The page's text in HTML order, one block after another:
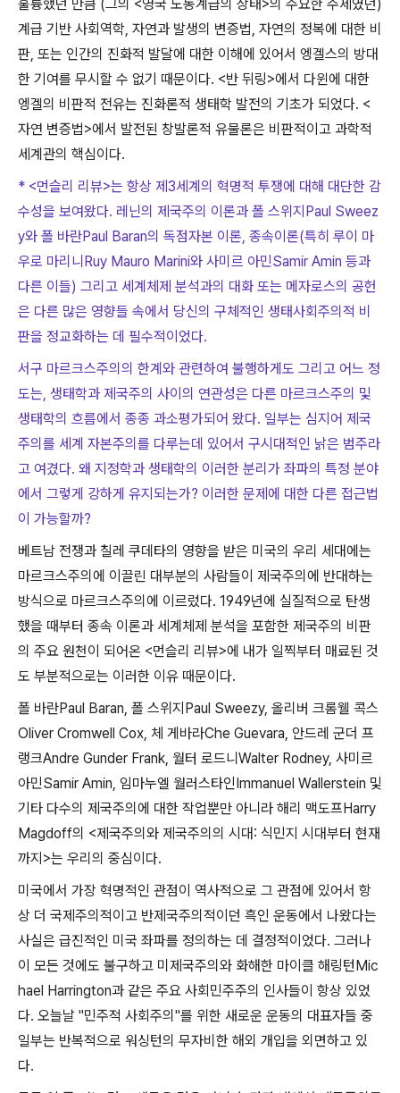
훌륭했던 만큼 (그의 <영국 노동계급의 상태>의 주요한 주제였던 )
계급 기반 사회역학, 자연과 발생의 변증법, 자연의 정복에 대한 비
판, 또는 인간의 진화적 발달에 대한 이해에 있어서 엥겔스의 방대
한 기여를 무시할 수 없기 때문이다. <반 뒤링>에서 다윈에 대한
엥겔의 비판적 전유는 진화론적 생태학 발전의 기초가 되었다. <
자연 변증법>에서 발전된 창발론적 유물론은 비판적이고 과학적
세계관의 핵심이다.
* <먼슬리 리뷰>는 항상 제3세계의 혁명적 투쟁에 대해 대단한 감
수성을 보여왔다. 레닌의 제국주의 이론과 폴 스위지Paul Sweez
y와 폴 바란Paul Baran의 독점자본 이론, 종속이론(특히 루이 마
우로 마리니Ruy Mauro Marini와 사미르 아민Samir Amin 등과
다른 이들) 그리고 세계체제 분석과의 대화 또는 메자로스의 공헌
은 다른 많은 영향들 속에서 당신의 구체적인 생태사회주의적 비
판을 정교화하는 데 필수적이었다.
서구 마르크스주의의 한계와 관련하여 불행하게도 그리고 어느 정
도는, 생태학과 제국주의 사이의 연관성은 다른 마르크스주의 및
생태학의 흐름에서 종종 과소평가되어 왔다. 일부는 심지어 제국
주의를 세계 자본주의를 다루는데 있어서 구시대적인 낡은 범주라
고 여겼다. 왜 지정학과 생태학의 이러한 분리가 좌파의 특정 분야
에서 그렇게 강하게 유지되는가? 이러한 문제에 대한 다른 접근법
이 가능할까?
베트남 전쟁과 칠레 쿠데타의 영향을 받은 미국의 우리 세대에는
마르크스주의에 이끌린 대부분의 사람들이 제국주의에 반대하는
방식으로 마르크스주의에 이르렀다. 1949년에 실질적으로 탄생
했을 때부터 종속 이론과 세계체제 분석을 포함한 제국주의 비판
의 주요 원천이 되어온 <먼슬리 리뷰>에 내가 일찍부터 매료된 것
도 부분적으로는 이러한 이유 때문이다.
폴 바란Paul Baran, 폴 스위지 Paul Sweezy, 올리버 크롬웰 콕스
Oliver Cromwell Cox, 체 게바라Che Guevara, 안드레 군더 프
랭크Andre Gunder Frank, 월터 로드니 Walter Rodney, 사미르
아민Samir Amin, 임마누엘 월러스타인Immanuel Wallerstein 및
기타 다수의 제국주의에 대한 작업뿐만 아니라 해리 맥도프Harry
Magdoff의 <제국주의와 제국주의의 시대: 식민지 시대부터 현재
까지 >는 우리의 중심이다.
미국에서 가장 혁명적인 관점이 역사적으로 그 관점에 있어서 항
상 더 국제주의적이고 반제국주의적이던 흑인 운동에서 나왔다는
사실은 급진적인 미국 좌파를 정의하는 데 결정적이었다. 그러나
이 모든 것에도 불구하고 미제국주의와 화해한 마이클 해링턴Mic
hael Harrington과 같은 주요 사회민주주의 인사들이 항상 있었
다. 오늘날 "민주적 사회주의 "를 위한 새로운 운동의 대표자들 중
일부는 반복적으로 워싱턴의 무자비한 해외 개입을 외면하고 있
다.